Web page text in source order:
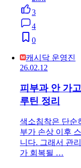
3
4
0
캐시닥 운영진
26.02.12
피부과 안 가
루틴 정리
색소침착은 단순
부가 손상 이후
니다. 그래서 관
가 회복될 …